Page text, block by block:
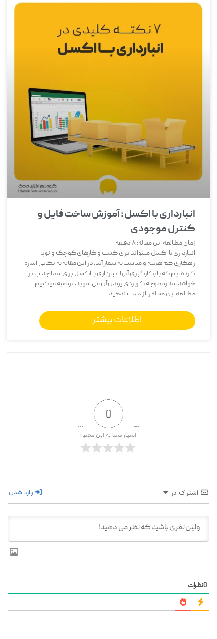
انبارداری با اکسل ؛ آموزش ساخت فایل و
کنترل موجودی
زمان مطالعه این مقاله:8دقیقه
انبارداری با اکسل میتواند برای کسب و کارهای کوچک و نوپا
راهکاری کم هزینه و مناسب به شمار آید. در این مقاله به نکاتی اشاره
کرده ایم که با بکارگیری آنها انبارداری با اکسل برای شما جذاب تر
خواهد شد و متوجه کاربردی یودن آن می شوید. توصیه میکنیم
مطالعه این مقاله را از دست ندهید.
اطلاعات بیشتر
0
امتیاز شما به این محتوا
اشتراک در وارد شدن
نظرات